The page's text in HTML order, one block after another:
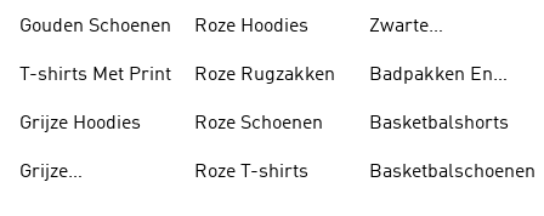
Gouden Schoenen
T-shirts Met Print
Grijze Hoodies
Grijze
Roze Hoodies
Roze Rugzakken
Roze Schoenen
Roze T-shirts
Zwarte
Badpakken En
Basketbalshorts
Basketbalschoenen